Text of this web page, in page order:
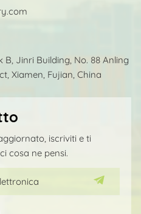
B, Jinri Building, No. 88 Anling
Xiamen, Fujian, China
iscriviti e ti
cosa ne pensi.